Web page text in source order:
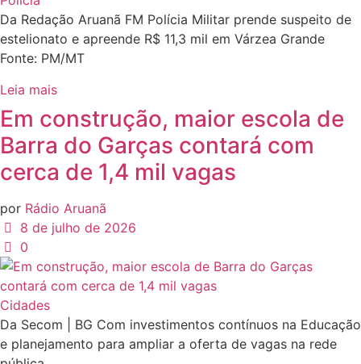
Da Redação Aruanã FM Polícia Militar prende suspeito de
estelionato e apreende R$ 11,3 mil em Várzea Grande
Fonte: PM/MT
Leia mais
Em construção, maior escola de
Barra do Garças contará com
cerca de 1,4 mil vagas
por Rádio Aruanã
8 de julho de 2026
0
Cidades
Da Secom | BG Com investimentos contínuos na Educação
e planejamento para ampliar a oferta de vagas na rede